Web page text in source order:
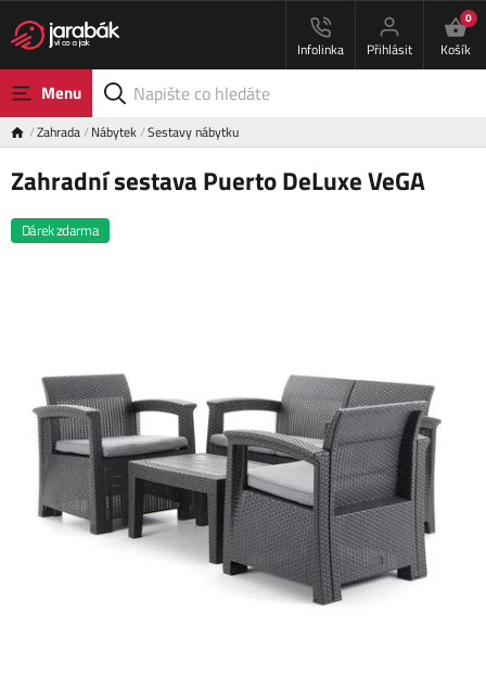
Infolinka Přihlásit
0
Košík
Menu
Zahrada Nábytek Sestavy nábytku
Zahradní sestava Puerto DeLuxe VeGA
Dárek zdarma